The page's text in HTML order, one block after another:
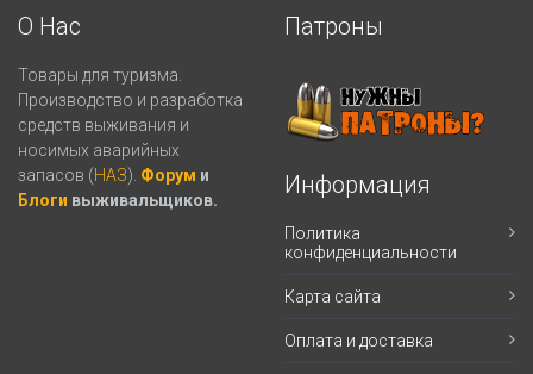
О Нас
Товары для туризма.
Производство и разработка
средств выживания и
носимых аварийных
запасов (НАЗ). Форум и
Блоги выживальщиков.
Патроны
Информация
Политика
конфиденциальности
Карта сайта
Оплата и доставка